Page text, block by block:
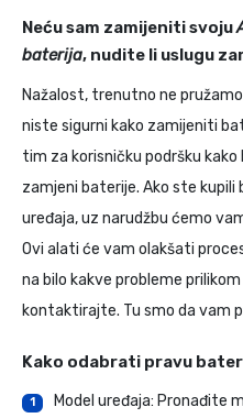
Neću sam zamijeniti svoju
baterija, nudite li uslugu
Nažalost, trenutno ne
niste sigurni kako zamijeniti
tim za korisničku podršku
zamjeni baterije. Ako ste
uređaja, uz narudžbu ćemo
Ovi alati će vam olakšati
na bilo kakve probleme
kontaktirajte. Tu smo da vam
Kako odabrati pravu
1
Model uređaja: Pronađite